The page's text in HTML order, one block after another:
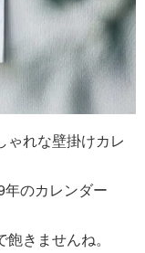
ゃれな壁掛けカレ
のカレンダー
きませんね。